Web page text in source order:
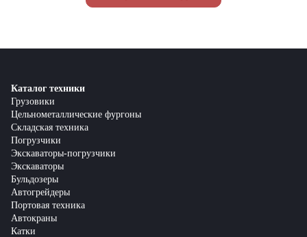
Каталог техники
Грузовики
Цельнометаллические фургоны
Складская техника
Погрузчики
Экскаваторы-погрузчики
Экскаваторы
Бульдозеры
Автогрейдеры
Портовая техника
Автокраны
Катки